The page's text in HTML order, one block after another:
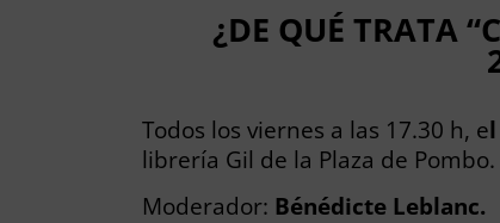
¿DE QUÉ TRATA
Todos los viernes a las 17.30 h, e
librería Gil de la Plaza de Pombo.
Moderador: Bénédicte Leblanc.